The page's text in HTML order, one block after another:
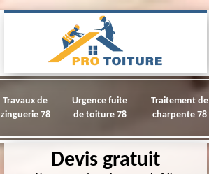
Travaux de
zinguerie 78
Urgence fuite
de toiture 78
Traitement de
charpente 78
Devis gratuit